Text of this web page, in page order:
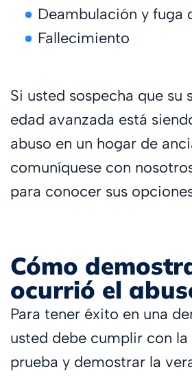
Deambulación y fuga
Fallecimiento
Si usted sospecha que su
edad avanzada está
abuso en un hogar de
comuníquese con
para conocer sus
Cómo
ocurrió el
Para tener éxito en una
usted debe cumplir con la
prueba y demostrar la